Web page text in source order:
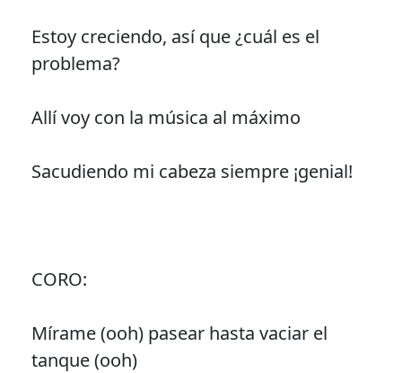
Estoy creciendo, así que ¿cuál es el
problema?
Allí voy con la música al máximo
Sacudiendo mi cabeza siempre ¡genial!
CORO:
Mírame (ooh) pasear hasta vaciar el
tanque (ooh)